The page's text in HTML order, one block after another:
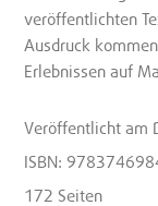
veröffentlichten
Ausdruck
Erlebnissen auf
Veröffentlicht am
ISBN:
172 Seiten